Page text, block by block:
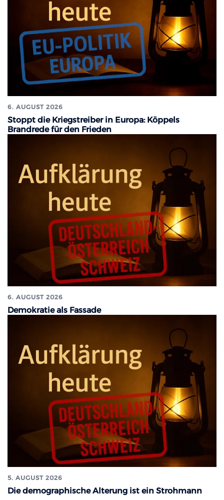
6. AUGUST 2026
Stoppt die Kriegstreiber in Europa: Köppels
Brandrede für den Frieden
6. AUGUST 2026
Demokratie als Fassade
5. AUGUST 2026
Die demographische Alterung ist ein Strohmann